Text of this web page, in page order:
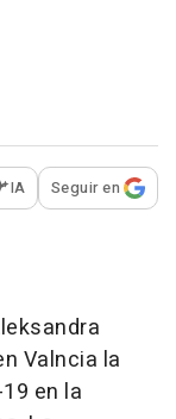
para
IA Seguir en
Valncia la
en la